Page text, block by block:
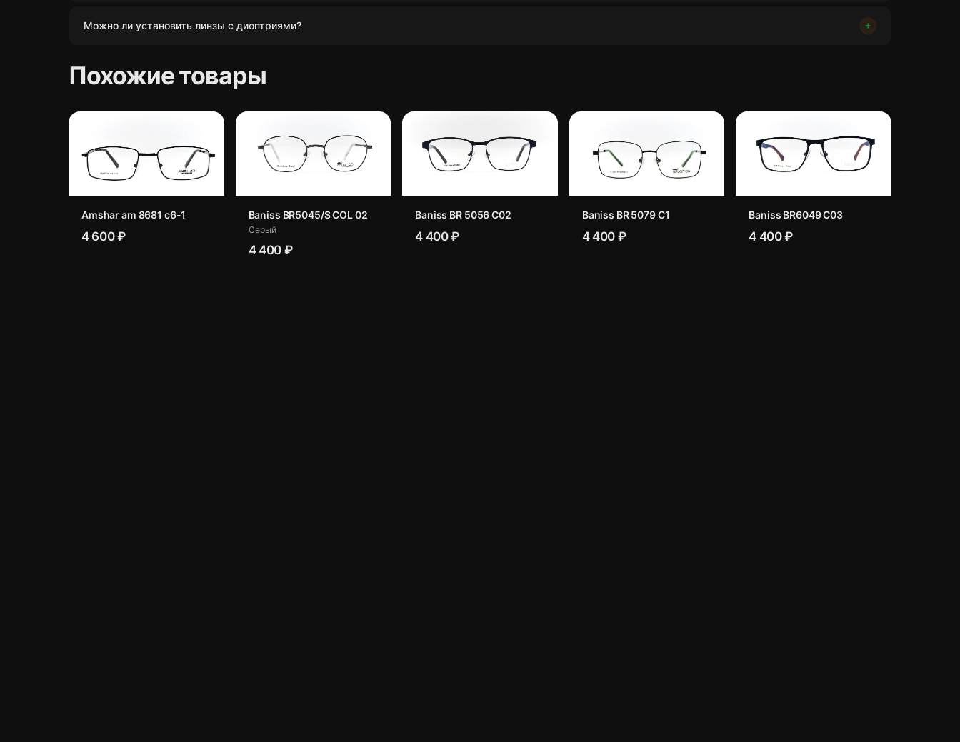
Можно ли установить линзы с диоптриями?
Похожие товары
Amshar am 8681 c6-1
4 600 ₽
Baniss BR5045/S COL 02
Серый
4 400 ₽
Baniss BR 5056 C02
4 400 ₽
Baniss BR 5079 C1
4 400 ₽
Baniss BR6049 C03
4 400 ₽